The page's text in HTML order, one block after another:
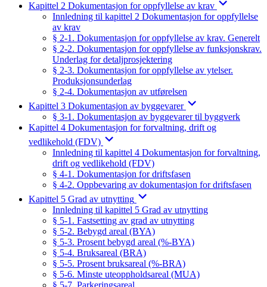
Kapittel 2 Dokumentasjon for oppfyllelse av krav
Innledning til kapittel 2 Dokumentasjon for oppfyllelse
av krav
§ 2-1. Dokumentasjon for oppfyllelse av krav. Generelt
§ 2-2. Dokumentasjon for oppfyllelse av funksjonskrav.
Underlag for detaljprosjektering
§ 2-3. Dokumentasjon for oppfyllelse av ytelser.
Produksjonsunderlag
§ 2-4. Dokumentasjon av utførelsen
Kapittel 3 Dokumentasjon av byggevarer
§ 3-1. Dokumentasjon av byggevarer til byggverk
Kapittel 4 Dokumentasjon for forvaltning, drift og
vedlikehold (FDV)
Innledning til kapittel 4 Dokumentasjon for forvaltning,
drift og vedlikehold (FDV)
§ 4-1. Dokumentasjon for driftsfasen
§ 4-2. Oppbevaring av dokumentasjon for driftsfasen
Kapittel 5 Grad av utnytting
Innledning til kapittel 5 Grad av utnytting
§ 5-1. Fastsetting av grad av utnytting
§ 5-2. Bebygd areal (BYA)
§ 5-3. Prosent bebygd areal (%-BYA)
§ 5-4. Bruksareal (BRA)
§ 5-5. Prosent bruksareal (%-BRA)
§ 5-6. Minste uteoppholdsareal (MUA)